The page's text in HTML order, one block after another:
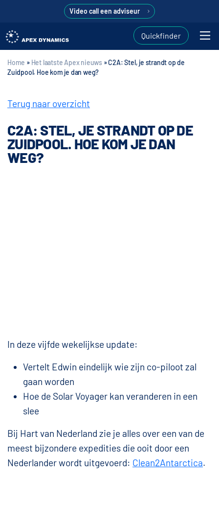
Video call een adviseur
Quickfinder
Home » Het laatste Apex nieuws »C2A: Stel, je strandt op de
Zuidpool. Hoe kom je dan weg?
Terug naar overzicht
C2A: STEL, JE STRANDT OP DE
ZUIDPOOL. HOE KOM JE DAN
WEG?
In deze vijfde wekelijkse update:
Vertelt Edwin eindelijk wie zijn co-piloot zal
gaan worden
Hoe de Solar Voyager kan veranderen in een
slee
Bij Hart van Nederland zie je alles over een van de
meest bijzondere expedities die ooit door een
Nederlander wordt uitgevoerd: Clean2Antarctica.